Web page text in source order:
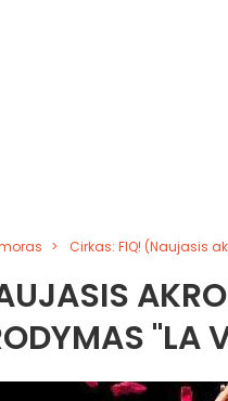
Cirkas: FIQ! (Naujasis
"LA